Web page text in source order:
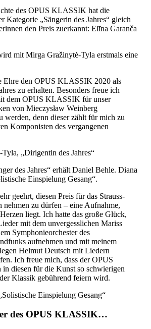
des OPUS KLASSIK hat die
Kategorie „Sängerin des Jahres“ gleich
den Preis zuerkannt: Elīna Garanča
mit Mirga Gražinytė-Tyla erstmals eine
Ehre den OPUS KLASSIK 2020 als
zu erhalten. Besonders freue ich
dem OPUS KLASSIK für unser
von Mieczysław Weinberg
werden, denn dieser zählt für mich zu
Komponisten des vergangenen
„Dirigentin des Jahres“
des Jahres“ erhält Daniel Behle. Diana
Einspielung Gesang“.
geehrt, diesen Preis für das Strauss-
nehmen zu dürfen – eine Aufnahme,
liegt. Ich hatte das große Glück,
mit dem unvergesslichen Mariss
Symphonieorchester des
aufnehmen und mit meinem
Helmut Deutsch mit Liedern
Ich freue mich, dass der OPUS
diesen für die Kunst so schwierigen
Klassik gebührend feiern wird.
Einspielung Gesang“
des OPUS KLASSIK…